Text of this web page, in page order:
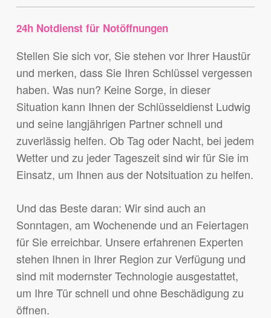
24h Notdienst für Notöffnungen
Stellen Sie sich vor, Sie stehen vor Ihrer Haustür
und merken, dass Sie Ihren Schlüssel vergessen
haben. Was nun? Keine Sorge, in dieser
Situation kann Ihnen der Schlüsseldienst Ludwig
und seine langjährigen Partner schnell und
zuverlässig helfen. Ob Tag oder Nacht, bei jedem
Wetter und zu jeder Tageszeit sind wir für Sie im
Einsatz, um Ihnen aus der Notsituation zu helfen.
Und das Beste daran: Wir sind auch an
Sonntagen, am Wochenende und an Feiertagen
für Sie erreichbar. Unsere erfahrenen Experten
stehen Ihnen in Ihrer Region zur Verfügung und
sind mit modernster Technologie ausgestattet,
um Ihre Tür schnell und ohne Beschädigung zu
öffnen.